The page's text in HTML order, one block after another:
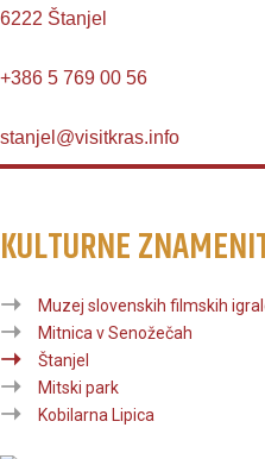
6222 Štanjel
+386 5 769 00 56
stanjel@visitkras.info
KULTURNE
Muzej slovenskih filmskih
Mitnica v Senožečah
Štanjel
Mitski park
Kobilarna Lipica